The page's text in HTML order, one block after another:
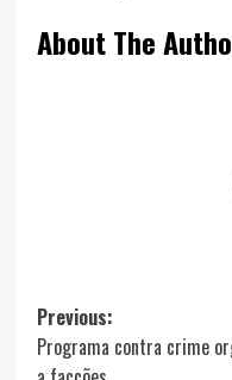
About The
Post
navigation
Previous:
Programa contra crime